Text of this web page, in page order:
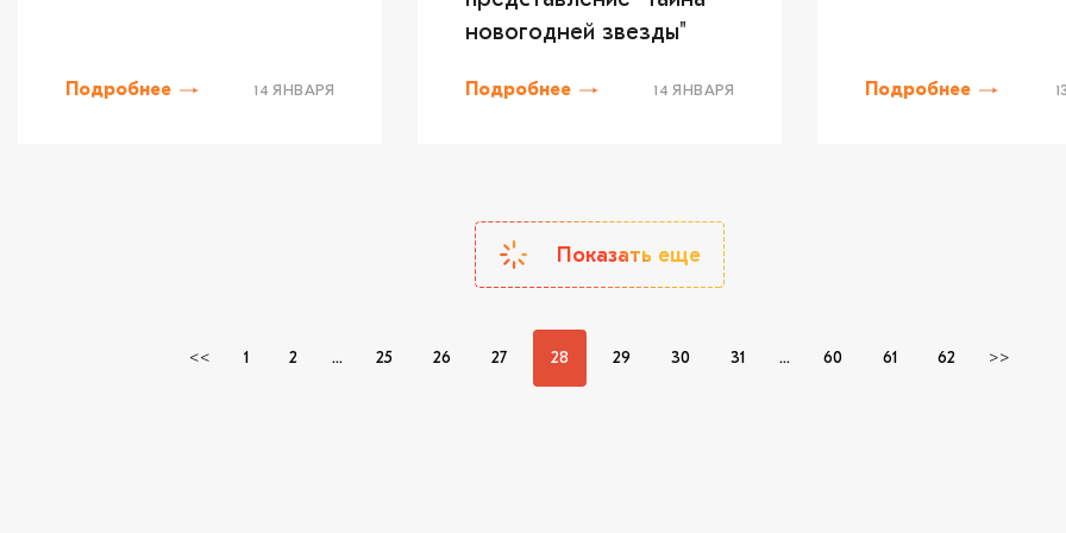
Подробнее 14 ЯНВАРЯ
новогодней звезды"
Подробнее 14 ЯНВАРЯ Подробнее
Показать еще
<< 1 2 ... 25 26 27 28 29 30 31 ... 60 61 62 >>